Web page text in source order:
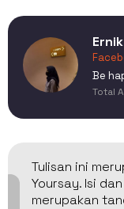
Be
Total
Tulisan ini
Yoursay. Isi
merupakan